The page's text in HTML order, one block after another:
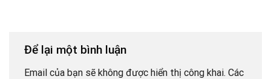
Để lại một bình luận
Email của bạn sẽ không được hiển thị công khai. Các